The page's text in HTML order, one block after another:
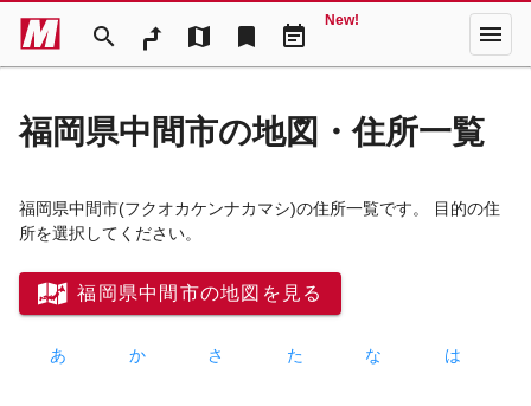
search map bookmark event_note
New! menu
福岡県中間市の地図・住所一覧
福岡県中間市(フクオカケンナカマシ)の住所一覧です。 目的の住
所を選択してください。
福岡県中間市の地図を見る
あ か さ た な は